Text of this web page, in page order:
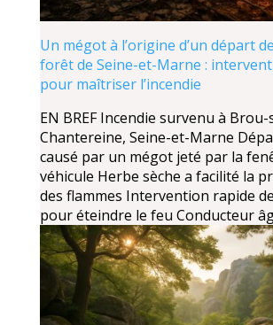
Un mégot à l’origine d’un départ
forêt de Seine-et-Marne :
pour maîtriser l’incendie
EN BREF Incendie survenu à
Chantereine, Seine-et-Marne
causé par un mégot jeté par la
véhicule Herbe sèche a facilité la
des flammes Intervention rapide
pour éteindre le feu Conducteur